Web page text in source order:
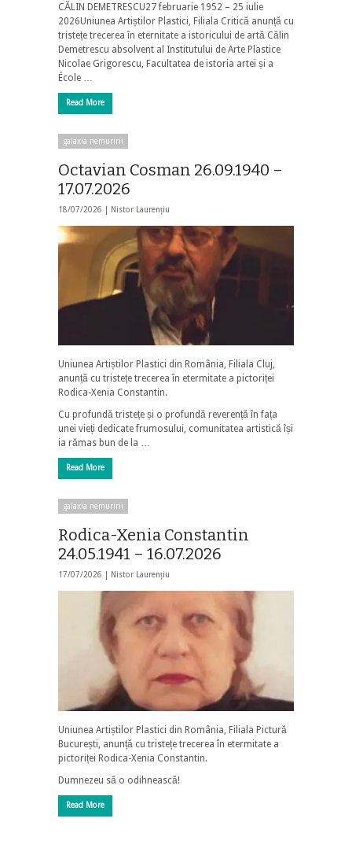
CĂLIN DEMETRESCU27 februarie 1952 – 25 iulie
2026Uniunea Artiștilor Plastici, Filiala Critică anunță cu
tristețe trecerea în eternitate a istoricului de artă Călin
Demetrescu absolvent al Institutului de Arte Plastice
Nicolae Grigorescu, Facultatea de istoria artei și a
École …
Read More
galaxia nemuririi
Octavian Cosman 26.09.1940 –
17.07.2026
18/07/2026 | Nistor Laurențiu
Uniunea Artiștilor Plastici din România, Filiala Cluj,
anunță cu tristețe trecerea în etermitate a pictoriței
Rodica-Xenia Constantin.
Cu profundă tristețe și o profundă reverență în fața
unei vieți dedicate frumosului, comunitatea artistică își
ia rămas bun de la …
Read More
galaxia nemuririi
Rodica-Xenia Constantin
24.05.1941 – 16.07.2026
17/07/2026 | Nistor Laurențiu
Uniunea Artiștilor Plastici din România, Filiala Pictură
București, anunță cu tristețe trecerea în etermitate a
pictoriței Rodica-Xenia Constantin.
Dumnezeu să o odihnească!
Read More